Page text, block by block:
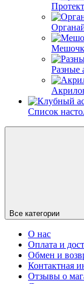
Разные
Список
Все категории
О нас
Оплата и
Обмен и
Контактная
Отзывы о